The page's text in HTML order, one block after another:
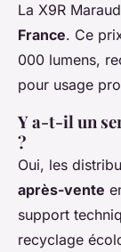
La X9R
France. Ce
000 lumens,
pour usage
Y a-t-il un
?
Oui, les
après-vente
support
recyclage